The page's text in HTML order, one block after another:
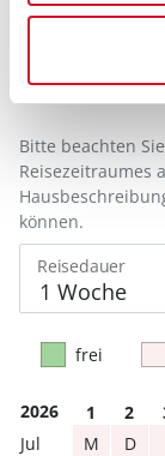
Sie
Reisedauer
Bitte beachten
Reisezeitraumes
können.
frei
2026 1 2
M
D